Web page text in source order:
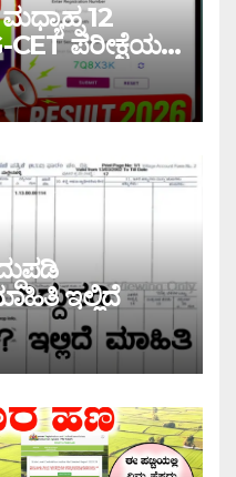
12
CET ಪರೀಕ್ಷೆಯ
CET Result
ಇಲ್ಲಿದೆ